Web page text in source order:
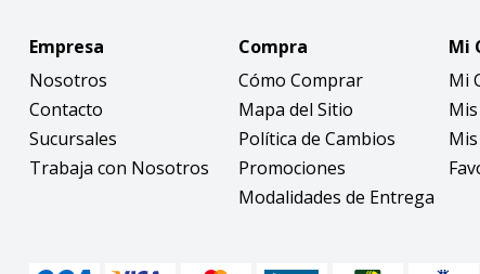
Empresa
Nosotros
Contacto
Sucursales
Trabaja con Nosotros
Compra
Cómo Comprar
Mapa del Sitio
Política de Cambios
Promociones
Modalidades de Entrega
Mi
Mi